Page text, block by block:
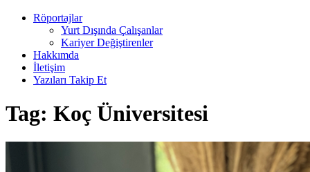
Röportajlar
Yurt Dışında Çalışanlar
Kariyer Değiştirenler
Hakkımda
İletişim
Yazıları Takip Et
Tag: Koç Üniversitesi